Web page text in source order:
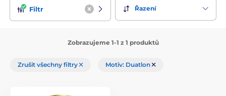
Filtr Řazení
Zobrazujeme 1-1 z 1 produktů
Zrušit všechny filtry Motiv: Duatlon